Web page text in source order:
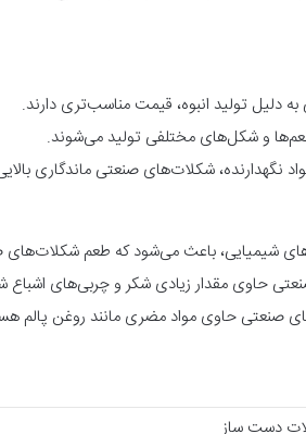
تولید انبوه، قیمت مناسب‌تری دارند.
و شکل‌های مختلفی تولید می‌شوند.
نگهدارنده، شکلات‌های صنعتی ماندگاری
شیمیایی، باعث می‌شود که طعم
حاوی مقدار زیادی شکر و چربی‌های اشباع
صنعتی حاوی مواد مضری مانند روغن پالم
دست‌ ساز